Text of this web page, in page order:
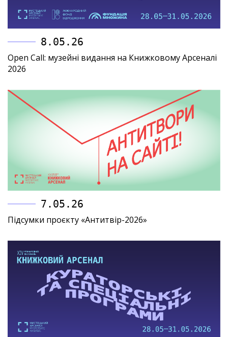
8.05.26
Open Call: музейні видання на Книжковому Арсеналі
2026
7.05.26
Підсумки проєкту «Антитвір-2026»